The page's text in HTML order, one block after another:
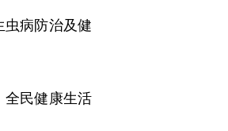
病防治及健
民健康生活